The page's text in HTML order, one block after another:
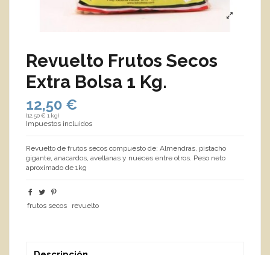
Revuelto Frutos Secos
Extra Bolsa 1 Kg.
12,50 €
(12,50 € 1 kg)
Impuestos incluidos
Revuelto de frutos secos compuesto de: Almendras, pistacho
gigante, anacardos, avellanas y nueces entre otros. Peso neto
aproximado de 1kg
frutos secos revuelto